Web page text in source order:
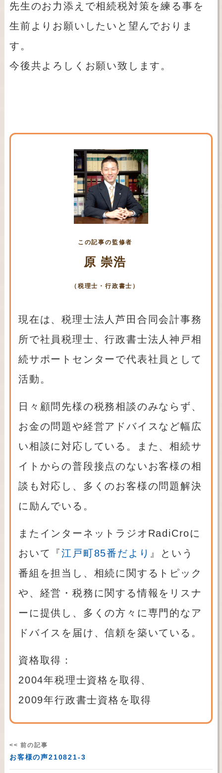
先生のお力添えで相続税対策を練る事を
生前よりお願いしたいと望んでおりま
す。
今後共よろしくお願い致します。
この記事の監修者
原 崇浩
（税理士・行政書士）
現在は、税理士法人芦田合同会計事務
所で社員税理士、行政書士法人神戸相
続サポートセンターで代表社員として
活動。
日々顧問先様の税務相談のみならず、
お金の問題や経営アドバイスなど幅広
い相談に対応している。また、相続サ
イトからの普段接点のないお客様の相
談も対応し、多くのお客様の問題解決
に励んでいる。
またインターネットラジオRadiCroに
おいて『江戸町85番だより 』という
番組を担当し、相続に関するトピック
や、経営・税務に関する情報をリスナ
ーに提供し、多くの方々に専門的なア
ドバイスを届け、信頼を築いている。
資格取得：
2004年税理士資格を取得、
2009年行政書士資格を取得
<< 前の記事
お客様の声210821-3